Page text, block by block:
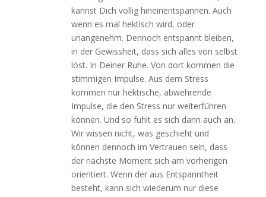
kannst Dich völlig hineinentspannen. Auch
wenn es mal hektisch wird, oder
unangenehm. Dennoch entspannt bleiben,
in der Gewissheit, dass sich alles von selbst
löst. In Deiner Ruhe. Von dort kommen die
stimmigen Impulse. Aus dem Stress
kommen nur hektische, abwehrende
Impulse, die den Stress nur weiterführen
können. Und so fühlt es sich dann auch an.
Wir wissen nicht, was geschieht und
können dennoch im Vertrauen sein, dass
der nächste Moment sich am vorherigen
orientiert. Wenn der aus Entspanntheit
besteht, kann sich wiederum nur diese